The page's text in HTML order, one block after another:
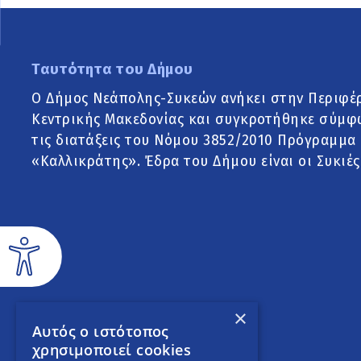
Ταυτότητα του Δήμου
Ο Δήμος Νεάπολης-Συκεών ανήκει στην
Κεντρικής Μακεδονίας και συγκροτήθηκε
τις διατάξεις του Νόμου 3852/2010 Πρόγραμμα
«Καλλικράτης». Έδρα του Δήμου είναι οι
×
Αυτός ο ιστότοπος
χρησιμοποιεί cookies